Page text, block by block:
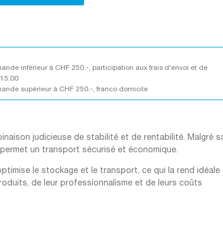
inférieur à CHF 250.-, participation aux frais d'envoi et de
supérieur à CHF 250.-, franco domicile
judicieuse de stabilité et de rentabilité. Malgré
un transport sécurisé et économique.
le stockage et le transport, ce qui la rend idéale
de leur professionnalisme et de leurs coûts